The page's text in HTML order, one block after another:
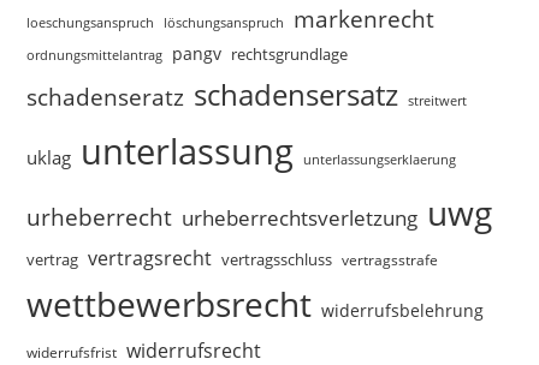
loeschungsanspruch löschungsanspruch markenrecht
ordnungsmittelantrag pangv rechtsgrundlage
schadenseratz schadensersatz streitwert
uklag unterlassung unterlassungserklaerung
urheberrecht urheberrechtsverletzung uwg
vertrag vertragsrecht vertragsschluss vertragsstrafe
wettbewerbsrecht widerrufsbelehrung
widerrufsfrist widerrufsrecht